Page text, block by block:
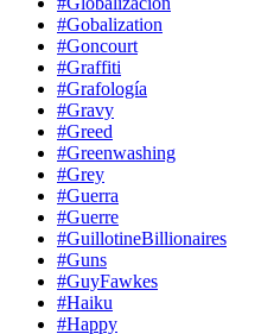
#Gobalization
#Goncourt
#Graffiti
#Grafología
#Gravy
#Greed
#Greenwashing
#Grey
#Guerra
#Guerre
#GuillotineBillionaires
#Guns
#GuyFawkes
#Haiku
#Happy